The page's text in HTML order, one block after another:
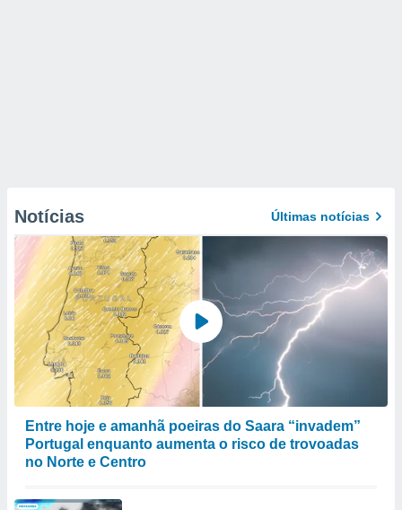
Notícias Últimas notícias
Entre hoje e amanhã poeiras do Saara “invadem”
Portugal enquanto aumenta o risco de trovoadas
no Norte e Centro